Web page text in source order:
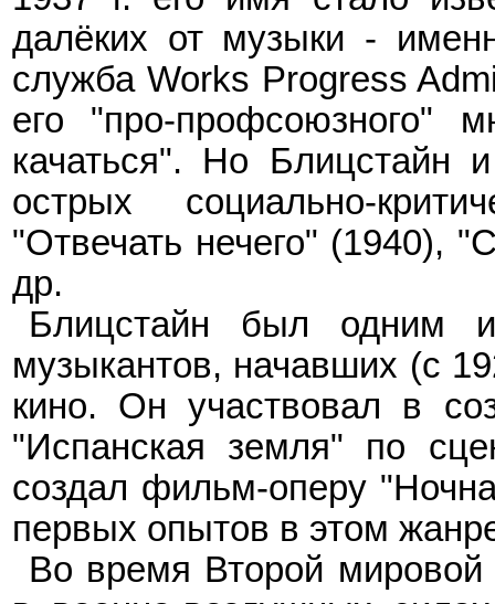
далёких от музыки -
служба Works Progress
его "про-профсоюзного"
качаться". Но Блицстайн
острых социально-
"Отвечать нечего" (1940),
др.
Блицстайн был одним
музыкантов, начавших (с
кино. Он участвовал в
"Испанская земля" по
создал фильм-оперу
первых опытов в этом
Во время Второй